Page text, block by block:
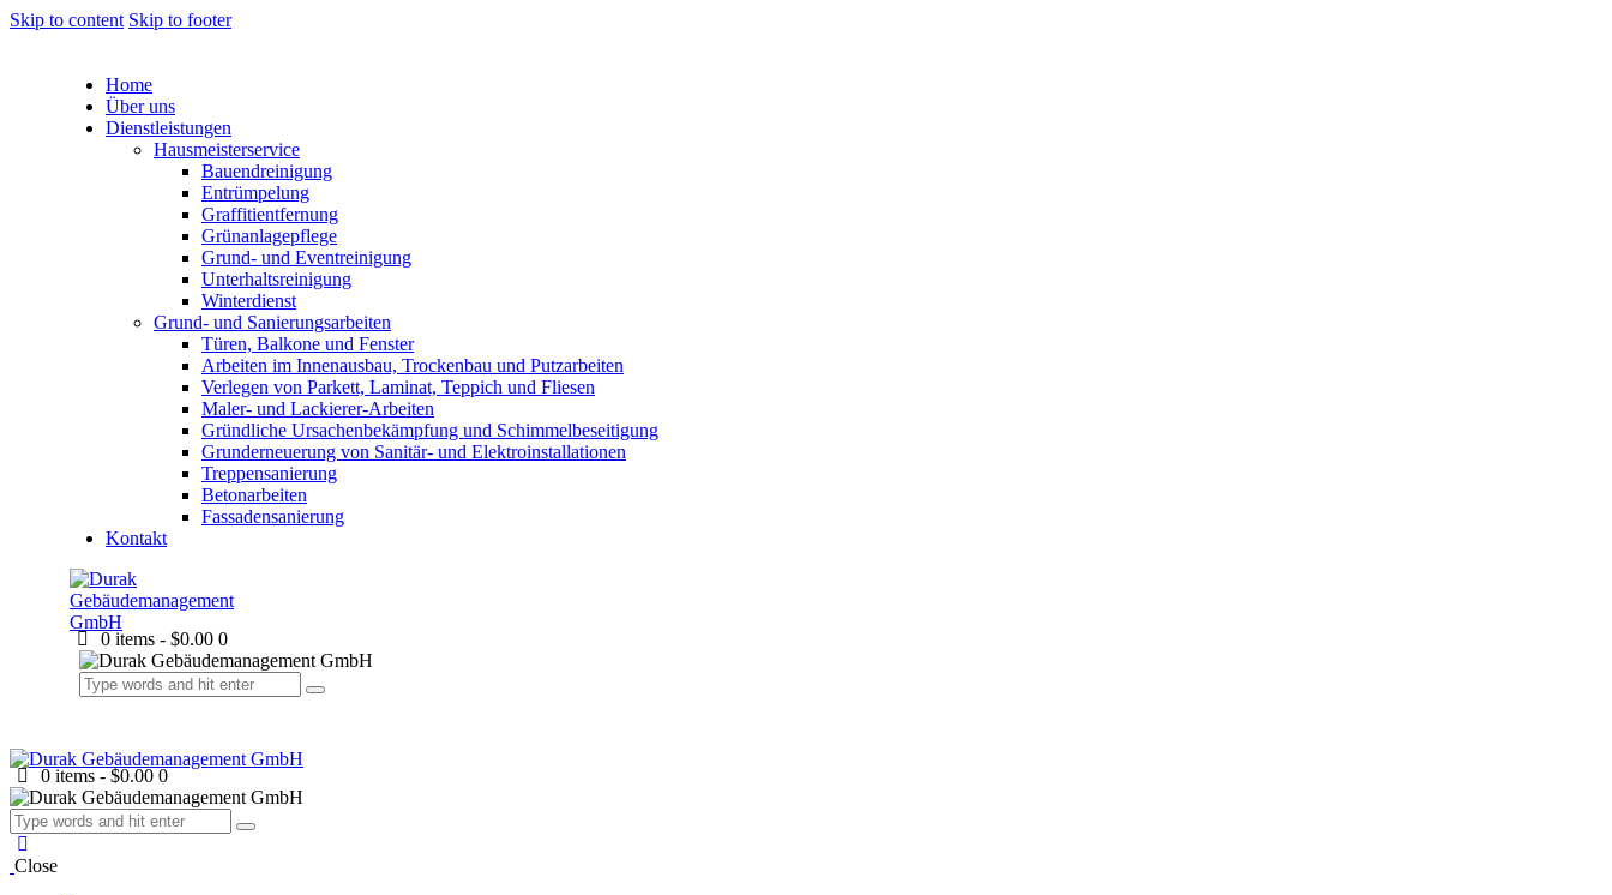
Skip to content Skip to footer
Home
Über uns
Dienstleistungen
Hausmeisterservice
Bauendreinigung
Entrümpelung
Graffitientfernung
Grünanlagepflege
Grund- und Eventreinigung
Unterhaltsreinigung
Winterdienst
Grund- und Sanierungsarbeiten
Türen, Balkone und Fenster
Arbeiten im Innenausbau, Trockenbau und Putzarbeiten
Verlegen von Parkett, Laminat, Teppich und Fliesen
Maler- und Lackierer-Arbeiten
Gründliche Ursachenbekämpfung und Schimmelbeseitigung
Grunderneuerung von Sanitär- und Elektroinstallationen
Treppensanierung
Betonarbeiten
Fassadensanierung
Kontakt
0 items -$0.00 0
0 items -$0.00 0
Close